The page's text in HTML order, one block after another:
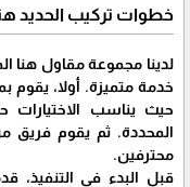
خطوات تركيب الحديد
لدينا مجموعة مقاول هنا
خدمة متميزة. أولا، يقوم
حيث يناسب الاختيارات
المحددة. ثم يقوم
محترفين.
قبل البدء في التنفيذ،